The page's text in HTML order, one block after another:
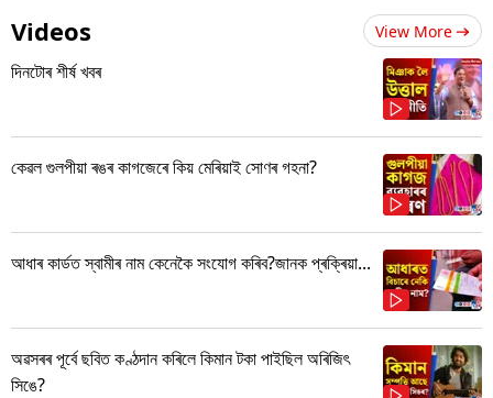
Videos View More
দিনটোৰ শীৰ্ষ খবৰ
কেৱল গুলপীয়া ৰঙৰ কাগজেৰে কিয় মেৰিয়াই সোণৰ গহনা?
আধাৰ কাৰ্ডত স্বামীৰ নাম কেনেকৈ সংযোগ কৰিব?জানক প্ৰক্ৰিয়া...
অৱসৰৰ পূৰ্বে ছবিত কণ্ঠদান কৰিলে কিমান টকা পাইছিল অৰিজিৎ
সিঙে?